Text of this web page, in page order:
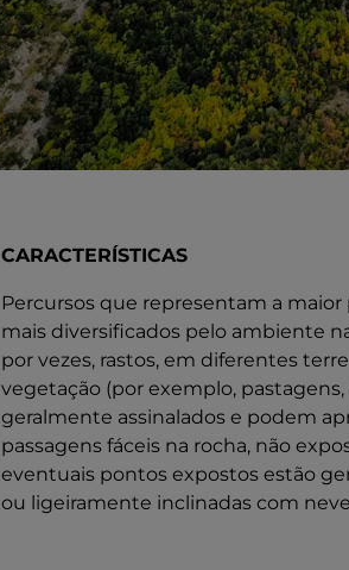
CARACTERÍSTICAS
Percursos que representam a
mais diversificados pelo ambiente
por vezes, rastos, em diferentes
vegetação (por exemplo,
geralmente assinalados e podem
passagens fáceis na rocha, não
eventuais pontos expostos estão
ou ligeiramente inclinadas com